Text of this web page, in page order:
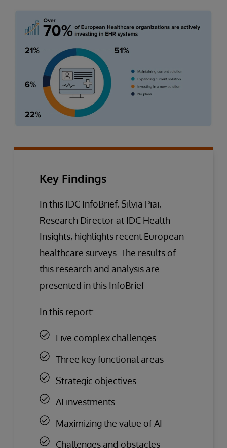
Key Findings
In this IDC InfoBrief, Silvia Piai,
Research Director at IDC Health
Insights, highlights recent European
healthcare surveys. The results of
this research and analysis are
presented in this InfoBrief
In this report:
Five complex challenges
Three key functional areas
Strategic objectives
AI investments
Maximizing the value of AI
Challenges and obstacles